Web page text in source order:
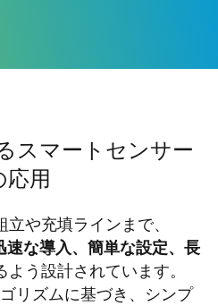
スマートセンサー
応用
や充填ラインまで、
速な導入、簡単な設定、長
よう設計されています。
リズムに基づき、シンプ